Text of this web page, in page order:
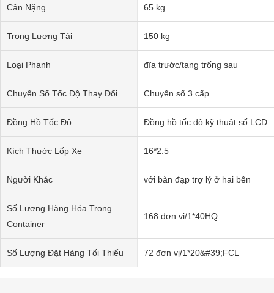
Cân Nặng 65 kg
Trọng Lượng Tải 150 kg
Loại Phanh đĩa trước/tang trống sau
Chuyển Số Tốc Độ Thay Đổi Chuyển số 3 cấp
Đồng Hồ Tốc Độ Đồng hồ tốc độ kỹ thuật số LCD
Kích Thước Lốp Xe 16*2.5
Người Khác với bàn đạp trợ lý ở hai bên
Số Lượng Hàng Hóa Trong
Container
168 đơn vị/1*40HQ
Số Lượng Đặt Hàng Tối Thiểu 72 đơn vị/1*20&#39;FCL